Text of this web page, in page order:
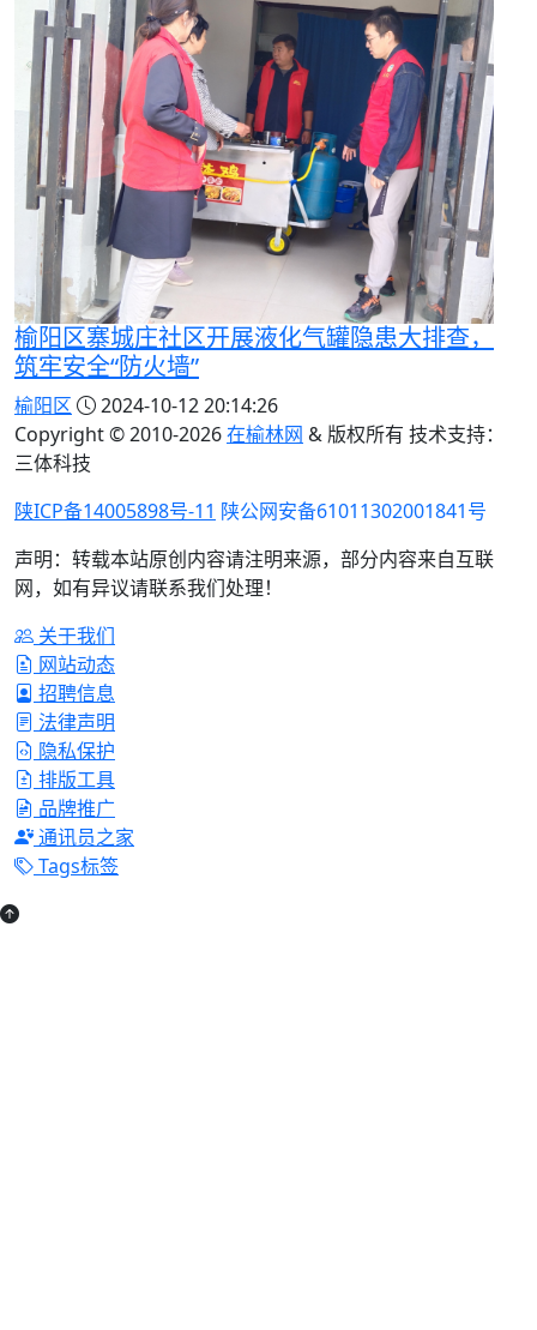
榆阳区寨城庄社区开展液化气罐隐患大排查，
筑牢安全“防火墙”
榆阳区
2024-10-12 20:14:26
Copyright © 2010-2026在榆林网 & 版权所有 技术支持：
三体科技
陕ICP备14005898号-11 陕公网安备61011302001841号
声明：转载本站原创内容请注明来源，部分内容来自互联
网，如有异议请联系我们处理！
关于我们
网站动态
招聘信息
法律声明
隐私保护
排版工具
品牌推广
通讯员之家
Tags标签